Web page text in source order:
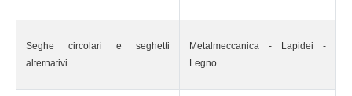
Seghe circolari e seghetti
alternativi
Metalmeccanica - Lapidei -
Legno